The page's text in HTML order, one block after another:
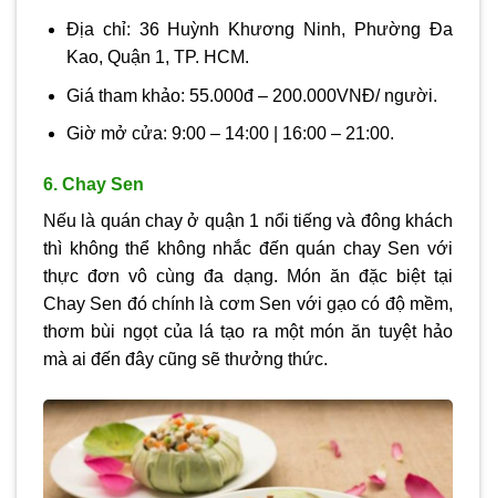
Địa chỉ: 36 Huỳnh Khương Ninh, Phường Đa
Kao, Quận 1, TP. HCM.
Giá tham khảo: 55.000đ – 200.000VNĐ/ người.
Giờ mở cửa: 9:00 – 14:00 | 16:00 – 21:00.
6. Chay Sen
Nếu là quán chay ở quận 1 nổi tiếng và đông khách
thì không thể không nhắc đến quán chay Sen với
thực đơn vô cùng đa dạng. Món ăn đặc biệt tại
Chay Sen đó chính là cơm Sen với gạo có độ mềm,
thơm bùi ngọt của lá tạo ra một món ăn tuyệt hảo
mà ai đến đây cũng sẽ thưởng thức.